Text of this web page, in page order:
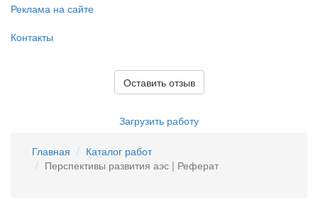
Реклама на сайте
Контакты
Оставить отзыв
Загрузить работу
Главная
Каталог работ
Перспективы развития аэс | Реферат